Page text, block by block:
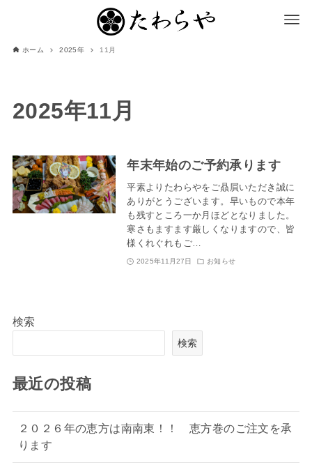
ホーム 2025年 11月
2025年11月
年末年始のご予約承ります
平素よりたわらやをご贔屓いただき誠に
ありがとうございます。早いもので本年
も残すところ一か月ほどとなりました。
寒さもますます厳しくなりますので、皆
様くれぐれもご…
2025年11月27日 お知らせ
検索
検索
最近の投稿
２０２６年の恵方は南南東！！ 恵方巻のご注文を承
ります